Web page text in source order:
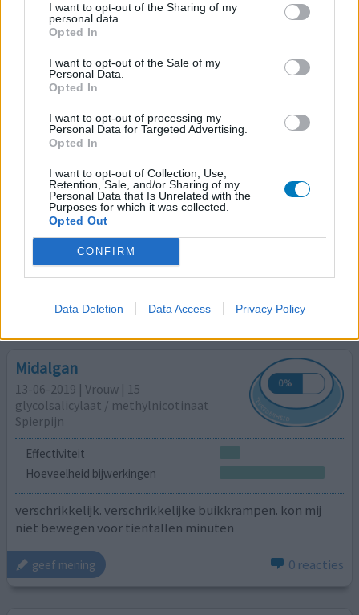
I want to opt-out of the Sharing of my
personal data.
Opted In
I want to opt-out of the Sale of my
Personal Data.
Opted In
I want to opt-out of processing my
Personal Data for Targeted Advertising.
Opted In
I want to opt-out of Collection, Use,
Retention, Sale, and/or Sharing of my
Personal Data that Is Unrelated with the
Purposes for which it was collected.
Opted Out
CONFIRM
Data Deletion Data Access Privacy Policy
16-06-2019 | Vrouw | 27
glycolsalicylaat / methylnicotinaat
Spierpijn
Effectiviteit
Wat een verschrikkelijk spul! Verleden jaar over mijn
minuten voelde ik mij weeig en beroerd. Dit werd met de
seconde erger. Tot ik ook nog eens duizelig werd. Mijn
vriend heeft toen snel alles proberen af te wassen. Een
minuut of 15 later was het gelukkig voorbij. Ik dacht
goed, wellicht een te groot oppervlakte gesme
meer...]
geef mening 0 reacties
Midalgan
13-06-2019 | Vrouw | 15
glycolsalicylaat / methylnicotinaat
Spierpijn
Effectiviteit
Hoeveelheid bijwerkingen
verschrikkelijk. verschrikkelijke buikkrampen. kon mij
niet bewegen voor tientallen minuten
geef mening 0 reacties